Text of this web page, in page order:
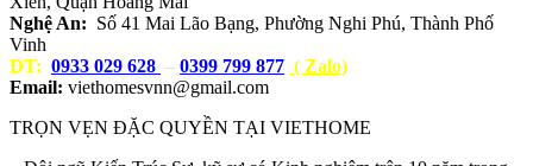
Nghệ An: Số 41 Mai Lão Bạng, Phường Nghi Phú, Thành Phố
Vinh
ĐT: 0933 029 628 –0399 799 877 ( Zalo)
Email: viethomesvnn@gmail.com
TRỌN VẸN ĐẶC QUYỀN TẠI VIETHOME